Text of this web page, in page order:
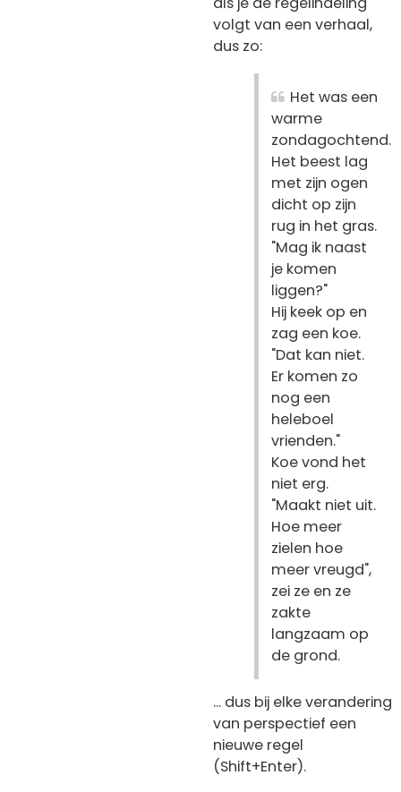
volgt van een verhaal,
dus zo:
Het was een
warme
zondagochtend.
Het beest lag
met zijn ogen
dicht op zijn
rug in het gras.
"Mag ik naast
je komen
liggen?"
Hij keek op en
zag een koe.
"Dat kan niet.
Er komen zo
nog een
heleboel
vrienden."
Koe vond het
niet erg.
"Maakt niet uit.
Hoe meer
zielen hoe
meer vreugd",
zei ze en ze
zakte
langzaam op
de grond.
... dus bij elke verandering
van perspectief een
nieuwe regel
(Shift+Enter).